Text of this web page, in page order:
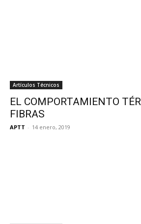
Artículos Técnicos
EL COMPORTAMIENTO
FIBRAS
APTT - 14 enero, 2019